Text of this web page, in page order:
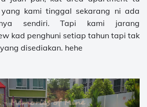
kami tinggal sekarang ni ada
sendiri. Tapi kami jarang
kad penghuni setiap tahun tapi tak
disediakan. hehe